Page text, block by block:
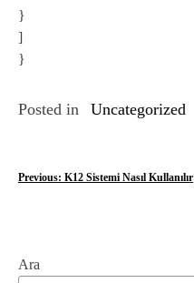
}
]
}
Posted in Uncategorized
Y
Previous: K12 Sistemi Nasıl Kullanılır
Ara